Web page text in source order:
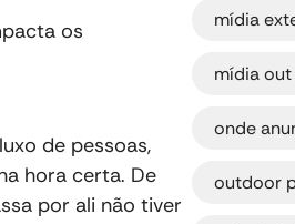
os
de pessoas,
hora certa. De
por ali não tiver
mídia
mídia
onde
outdoor